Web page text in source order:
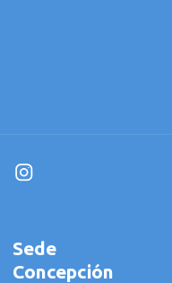
Instagram
Sede
Concepción